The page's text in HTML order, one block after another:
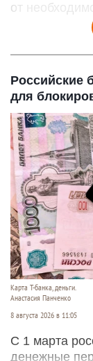
от
Российские
для
Карта Т-банка, деньги.
Анастасия Панченко
8 августа 2026 в 11:05
С 1 марта
денежные